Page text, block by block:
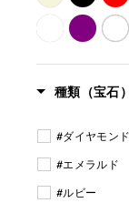
種類（宝石）
#ダイヤモンド
#エメラルド
#ルビー